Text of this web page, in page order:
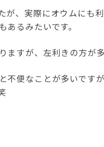
が、実際にオウムにも
るみたいです。
すが、左利きの方が多
不便なことが多いです